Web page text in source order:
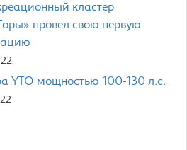
кластер
провел свою первую
YTO мощностью 100-130 л.с.